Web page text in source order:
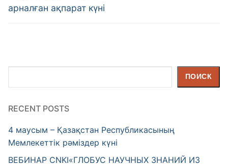
арналған ақпарат күні
ПОИСК
RECENT POSTS
4 маусым – Қазақстан Республикасының
Мемлекеттік рәміздер күні
ВЕБИНАР CNKI«ГЛОБУС НАУЧНЫХ ЗНАНИЙ ИЗ